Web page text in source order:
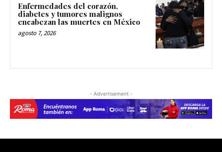
Enfermedades del corazón,
diabetes y tumores malignos
encabezan las muertes en México
agosto 7, 2026
- Advertisement -